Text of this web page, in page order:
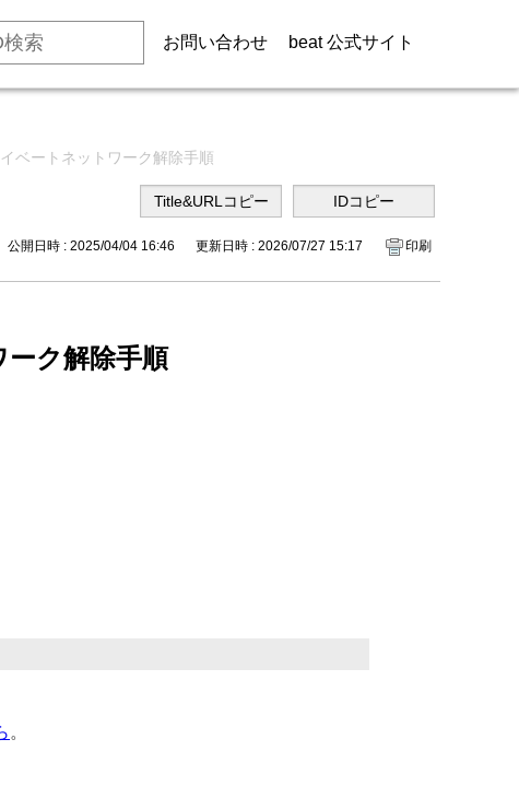
お問い合わせ beat 公式サイト
ベートネットワーク解除手順
公開日時 : 2025/04/04 16:46 更新日時 : 2026/07/27 15:17 印刷
ーク解除手順
。